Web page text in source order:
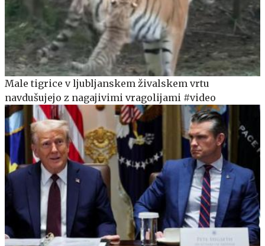
Male tigrice v ljubljanskem živalskem vrtu
navdušujejo z nagajivimi vragolijami #video